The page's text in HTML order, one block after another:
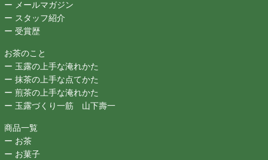
ー メールマガジン
ー スタッフ紹介
ー 受賞歴
お茶のこと
ー 玉露の上手な淹れかた
ー 抹茶の上手な点てかた
ー 煎茶の上手な淹れかた
ー 玉露づくり一筋 山下壽一
商品一覧
ー お茶
ー お菓子